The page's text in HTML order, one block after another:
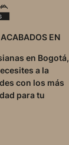
EN
en Bogotá,
a la
con los más
para tu